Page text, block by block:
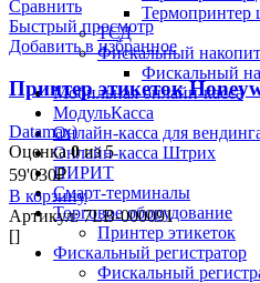
Термопринтер
ТСД
Фискальный
Фискальный
Мобильная онлайн-касса
МодульКасса
Онлайн-касса для
Онлайн-касса Штрих
ПИРИТ
Смарт-терминалы
Торговое оборудование
Принтер этикеток
Фискальный регистратор
Фискальный
Сравнить
Быстрый просмотр
Добавить в избранное
Принтер этикеток
Datamax)
Оценка0из 5
59'030₽
В корзину
Артикул:7LB-000091
[]